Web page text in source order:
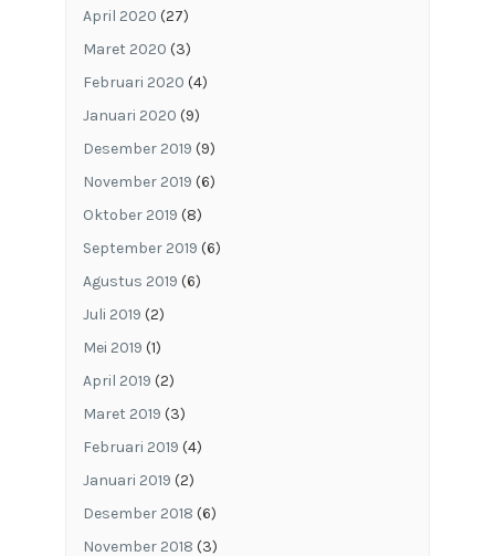
April 2020 (27)
Maret 2020 (3)
Februari 2020 (4)
Januari 2020 (9)
Desember 2019 (9)
November 2019 (6)
Oktober 2019 (8)
September 2019 (6)
Agustus 2019 (6)
Juli 2019 (2)
Mei 2019 (1)
April 2019 (2)
Maret 2019 (3)
Februari 2019 (4)
Januari 2019 (2)
Desember 2018 (6)
November 2018 (3)